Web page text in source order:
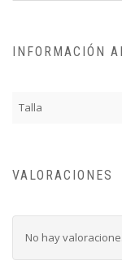
INFORMACIÓN
Talla
VALORACIONES
No hay